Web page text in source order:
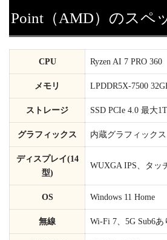
Point（AMD）のスペ
CPU Ryzen AI 7 PRO 360
メモリ LPDDR5X-7500
ストレージ SSD PCIe 4.0 最大
グラフィックス 内蔵グラフィックス
ディスプレイ(14
型)
WUXGA IPS、タッ
OS Windows 11 Home
無線 Wi-Fi 7、5G Sub6あ